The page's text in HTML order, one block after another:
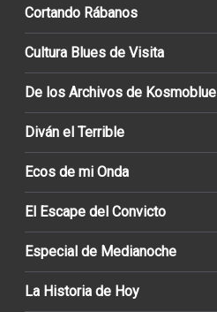
Cortando Rábanos
Cultura Blues de Visita
De los Archivos de Kosmoblue
Diván el Terrible
Ecos de mi Onda
El Escape del Convicto
Especial de Medianoche
La Historia de Hoy